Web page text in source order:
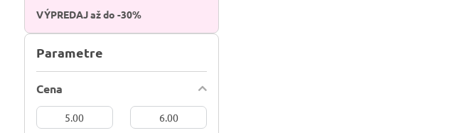
Parametre
Cena
Od: Do:
VÝPREDAJ až do -30%